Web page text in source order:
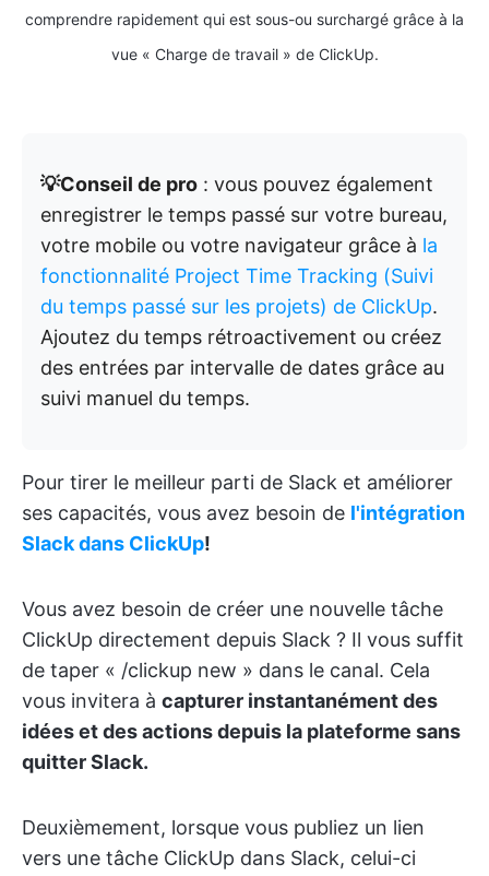
comprendre rapidement qui est sous-ou surchargé grâce à la
vue « Charge de travail » de ClickUp.
💡Conseil de pro : vous pouvez également
enregistrer le temps passé sur votre bureau,
votre mobile ou votre navigateur grâce à la
fonctionnalité Project Time Tracking (Suivi
du temps passé sur les projets) de ClickUp.
Ajoutez du temps rétroactivement ou créez
des entrées par intervalle de dates grâce au
suivi manuel du temps.
Pour tirer le meilleur parti de Slack et améliorer
ses capacités, vous avez besoin de l'intégration
Slack dans ClickUp!
Vous avez besoin de créer une nouvelle tâche
ClickUp directement depuis Slack ? Il vous suffit
de taper « /clickup new » dans le canal. Cela
vous invitera à capturer instantanément des
idées et des actions depuis la plateforme sans
quitter Slack.
Deuxièmement, lorsque vous publiez un lien
vers une tâche ClickUp dans Slack, celui-ci